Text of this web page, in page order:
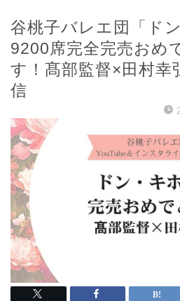
谷桃子バレエ団「ド
9200席完全完売おめ
す！髙部監督×田村幸
信